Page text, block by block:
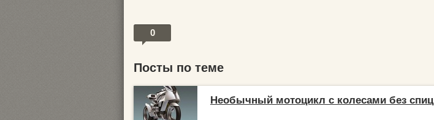
0
Посты по теме
Необычный мотоцикл с колесами без спиц